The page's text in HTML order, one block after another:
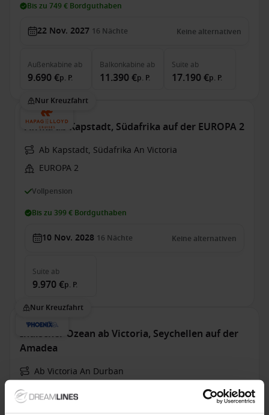
Bis zu 749 € Bordguthaben
22 Nov. 2027 16 Nächte Keine alternativen
Außenkabine ab
9.690 €p. P.
Balkonkabine ab
11.390 €p. P.
Suite ab
17.190 €p. P.
Nur Kreuzfahrt
Afrika ab Kapstadt, Südafrika auf der EUROPA 2
Ab Kapstadt, Südafrika An Victoria
EUROPA 2
Vollpension
Bis zu 399 € Bordguthaben
10 Nov. 2028 16 Nächte Keine alternativen
Suite ab
9.970 €p. P.
Nur Kreuzfahrt
Indischer Ozean ab Victoria, Seychellen auf der
Amadea
Ab Victoria An Durban